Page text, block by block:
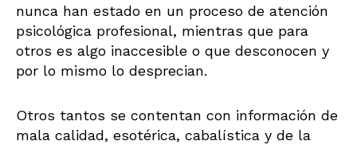
nunca han estado en un proceso de atención
psicológica profesional, mientras que para
otros es algo inaccesible o que desconocen y
por lo mismo lo desprecian.
Otros tantos se contentan con información de
mala calidad, esotérica, cabalística y de la